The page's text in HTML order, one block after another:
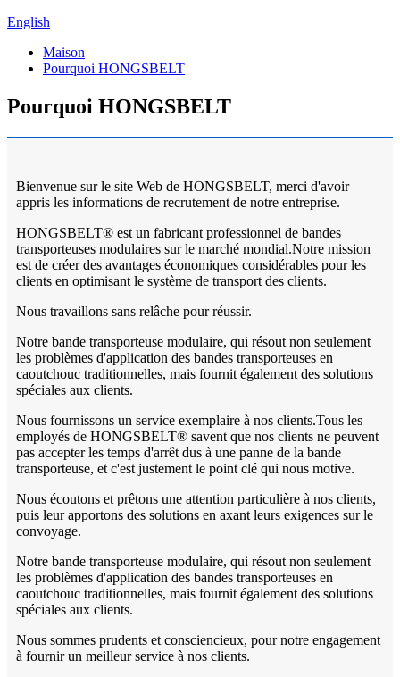
English
Maison
Pourquoi HONGSBELT
Pourquoi HONGSBELT
Bienvenue sur le site Web de HONGSBELT, merci d'avoir
appris les informations de recrutement de notre entreprise.
HONGSBELT® est un fabricant professionnel de bandes
transporteuses modulaires sur le marché mondial.Notre mission
est de créer des avantages économiques considérables pour les
clients en optimisant le système de transport des clients.
Nous travaillons sans relâche pour réussir.
Notre bande transporteuse modulaire, qui résout non seulement
les problèmes d'application des bandes transporteuses en
caoutchouc traditionnelles, mais fournit également des solutions
spéciales aux clients.
Nous fournissons un service exemplaire à nos clients.Tous les
employés de HONGSBELT® savent que nos clients ne peuvent
pas accepter les temps d'arrêt dus à une panne de la bande
transporteuse, et c'est justement le point clé qui nous motive.
Nous écoutons et prêtons une attention particulière à nos clients,
puis leur apportons des solutions en axant leurs exigences sur le
convoyage.
Notre bande transporteuse modulaire, qui résout non seulement
les problèmes d'application des bandes transporteuses en
caoutchouc traditionnelles, mais fournit également des solutions
spéciales aux clients.
Nous sommes prudents et consciencieux, pour notre engagement
à fournir un meilleur service à nos clients.